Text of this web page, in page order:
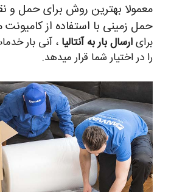
معمولا بهترین روش برای حمل و نقل
حمل زمینی با استفاده از
برایارسال بار به آنتالیا ، آنی بار
را در اختیار شما قرار میدهد.